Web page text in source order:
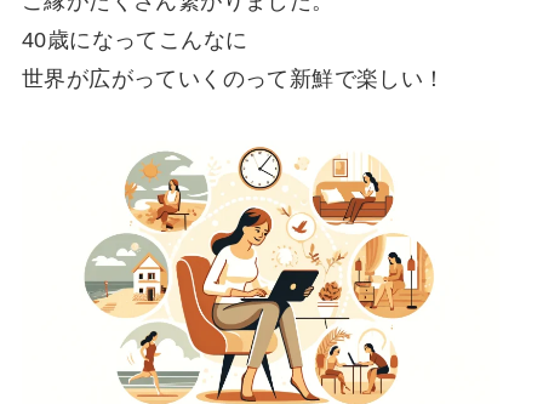
40歳になってこんなに
世界が広がっていくのって新鮮で楽しい！